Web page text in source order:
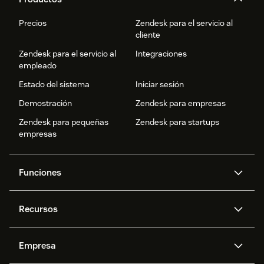
Precios
Zendesk para el servicio al
cliente
Zendesk para el servicio al
empleado
Integraciones
Estado del sistema
Iniciar sesión
Demostración
Zendesk para empresas
Zendesk para pequeñas
empresas
Zendesk para startups
Funciones
IA de Zendesk
datos avanzadas
Recursos
API y programadores
Empresa